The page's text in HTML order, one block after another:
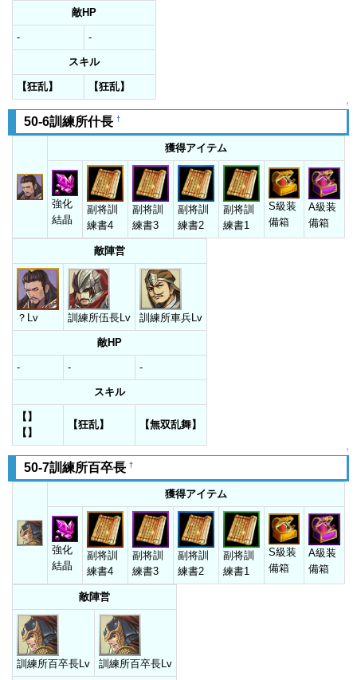
敵HP
- -
スキル
【狂乱】 【狂乱】
↑
50-6訓練所什長 †
獲得アイテム
強化
結晶
副将訓
練書4
副将訓
練書3
副将訓
練書2
副将訓
練書1
S級装
備箱
A級装
備箱
敵陣営
？Lv 訓練所伍長Lv 訓練所車兵Lv
敵HP
- - -
スキル
【】
【】
【狂乱】 【無双乱舞】
↑
50-7訓練所百卒長 †
獲得アイテム
強化
結晶
副将訓
練書4
副将訓
練書3
副将訓
練書2
副将訓
練書1
S級装
備箱
A級装
備箱
敵陣営
訓練所百卒長Lv 訓練所百卒長Lv